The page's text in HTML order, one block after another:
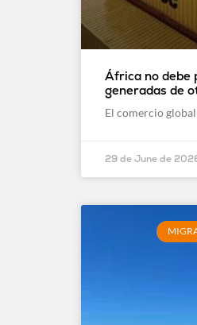
África no debe
generadas de
El comercio
29 de June de